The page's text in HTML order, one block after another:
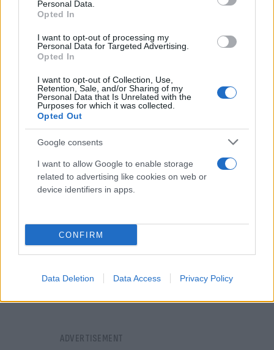
Personal Data.
Opted In
I want to opt-out of processing my
Personal Data for Targeted Advertising.
Opted In
I want to opt-out of Collection, Use,
Retention, Sale, and/or Sharing of my
Personal Data that Is Unrelated with the
Purposes for which it was collected.
Opted Out
Google consents
I want to allow Google to enable storage
related to advertising like cookies on web or
device identifiers in apps.
CONFIRM
Data Deletion Data Access Privacy Policy
Το τέλος στελεχών του ΣΚΑΪ: Το χρονικό ενός
προαναγγελθέντος «θανάτου» με σφραγίδα Γιάννη
Αλαφούζου
07.08.2026